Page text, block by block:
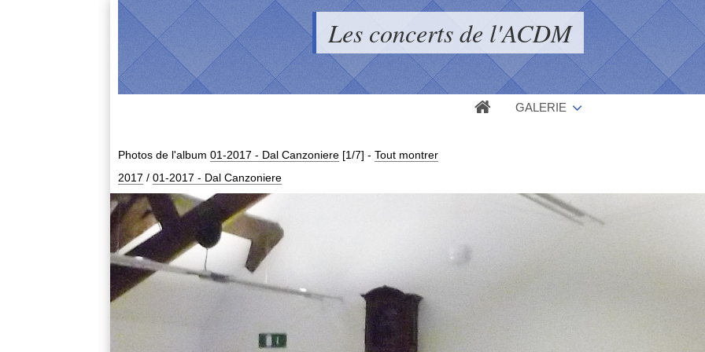
Les concerts de l'ACDM
GALERIE
Photos de l'album 01-2017 - Dal Canzoniere [1/7] - Tout montrer
2017 / 01-2017 - Dal Canzoniere